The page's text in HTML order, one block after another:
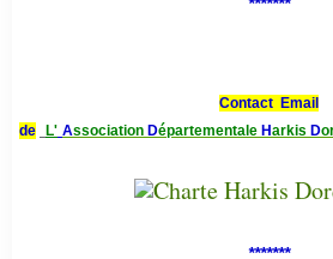
Contact Email
de
L' Association Départementale Harkis D
*******